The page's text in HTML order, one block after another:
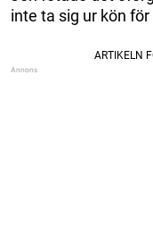
inte ta sig ur kön